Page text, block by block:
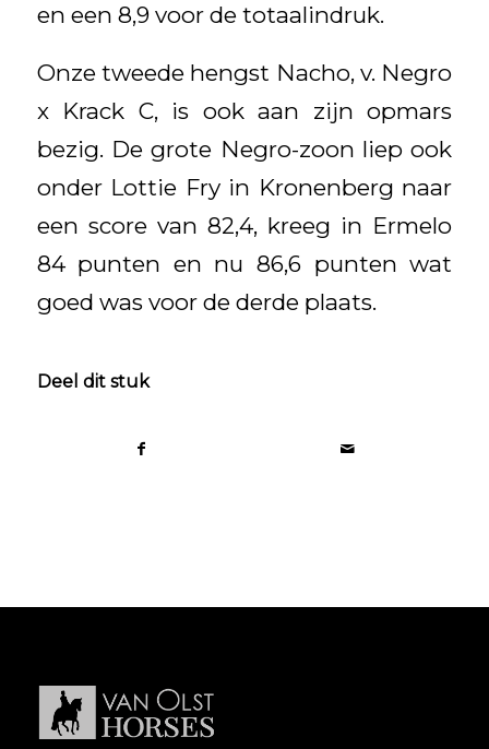
en een 8,9 voor de totaalindruk.
Onze tweede hengst Nacho, v. Negro
x Krack C, is ook aan zijn opmars
bezig. De grote Negro-zoon liep ook
onder Lottie Fry in Kronenberg naar
een score van 82,4, kreeg in Ermelo
84 punten en nu 86,6 punten wat
goed was voor de derde plaats.
Deel dit stuk